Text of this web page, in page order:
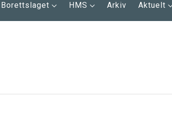
Borettslaget HMS Arkiv Aktuelt